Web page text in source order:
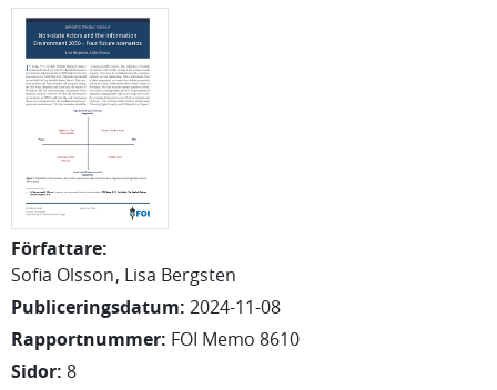
Författare:
Sofia Olsson Lisa Bergsten
Publiceringsdatum: 2024-11-08
Rapportnummer: FOI Memo 8610
Sidor: 8